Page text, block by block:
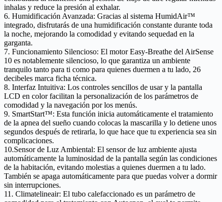
inhalas y reduce la presión al exhalar.
6. Humidificación Avanzada: Gracias al sistema HumidAir™
integrado, disfrutarás de una humidificación constante durante toda
la noche, mejorando la comodidad y evitando sequedad en la
garganta.
7. Funcionamiento Silencioso: El motor Easy-Breathe del AirSense
10 es notablemente silencioso, lo que garantiza un ambiente
tranquilo tanto para ti como para quienes duermen a tu lado, 26
decibeles marca ficha técnica.
8. Interfaz Intuitiva: Los controles sencillos de usar y la pantalla
LCD en color facilitan la personalización de los parámetros de
comodidad y la navegación por los menús.
9. SmartStart™: Esta función inicia automáticamente el tratamiento
de la apnea del sueño cuando colocas la mascarilla y lo detiene unos
segundos después de retirarla, lo que hace que tu experiencia sea sin
complicaciones.
10.Sensor de Luz Ambiental: El sensor de luz ambiente ajusta
automáticamente la luminosidad de la pantalla según las condiciones
de la habitación, evitando molestias a quienes duermen a tu lado.
También se apaga automáticamente para que puedas volver a dormir
sin interrupciones.
11. Climatelineair: El tubo calefaccionado es un parámetro de